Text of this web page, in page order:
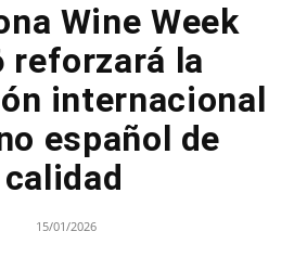
Wine Week
reforzará la
internacional
español de
calidad
15/01/2026